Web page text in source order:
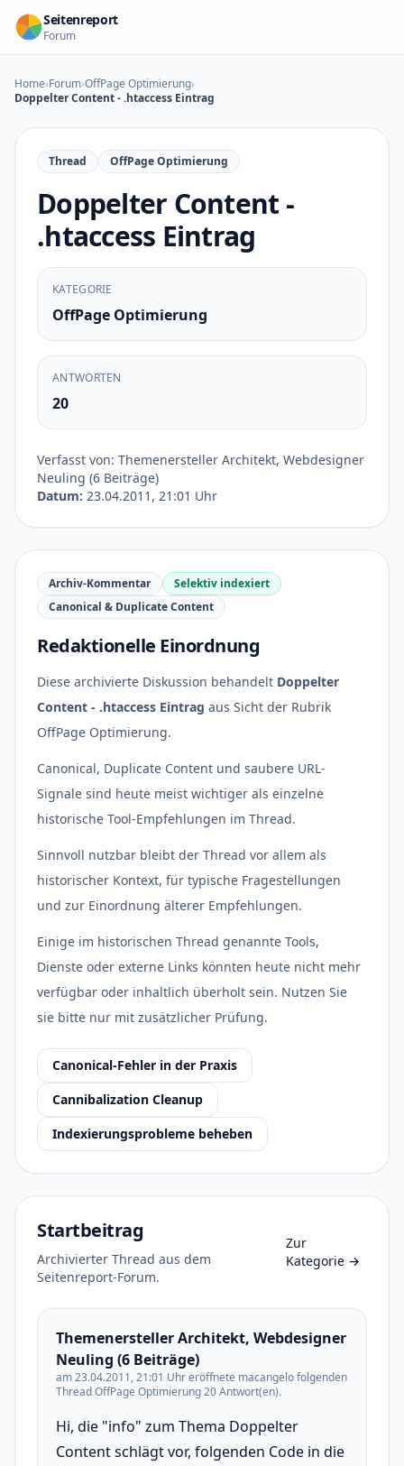
Zum Inhalt springen
Seitenreport
Forum
Home›Forum›OffPage Optimierung›
Doppelter Content - .htaccess Eintrag
Thread OffPage Optimierung
Doppelter Content -
.htaccess Eintrag
KATEGORIE
OffPage Optimierung
ANTWORTEN
20
Verfasst von: Themenersteller Architekt, Webdesigner
Neuling (6 Beiträge)
Datum: 23.04.2011, 21:01 Uhr
Archiv-Kommentar
Selektiv indexiert
Canonical & Duplicate Content
Redaktionelle Einordnung
Diese archivierte Diskussion behandelt Doppelter
Content - .htaccess Eintrag aus Sicht der Rubrik
OffPage Optimierung.
Canonical, Duplicate Content und saubere URL-
Signale sind heute meist wichtiger als einzelne
historische Tool-Empfehlungen im Thread.
Sinnvoll nutzbar bleibt der Thread vor allem als
historischer Kontext, für typische Fragestellungen
und zur Einordnung älterer Empfehlungen.
Einige im historischen Thread genannte Tools,
Dienste oder externe Links könnten heute nicht mehr
verfügbar oder inhaltlich überholt sein. Nutzen Sie
sie bitte nur mit zusätzlicher Prüfung.
Canonical-Fehler in der Praxis
Cannibalization Cleanup
Indexierungsprobleme beheben
Startbeitrag
Archivierter Thread aus dem
Seitenreport-Forum.
Zur
Kategorie →
Themenersteller Architekt, Webdesigner
Neuling (6 Beiträge)
am 23.04.2011, 21:01 Uhr eröffnete macangelo folgenden
Thread OffPage Optimierung 20 Antwort(en).
Hi, die "info" zum Thema Doppelter
Content schlägt vor, folgenden Code in die